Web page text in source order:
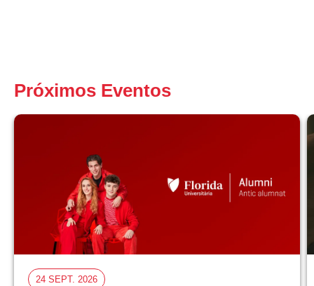
Próximos Eventos
24 SEPT. 2026